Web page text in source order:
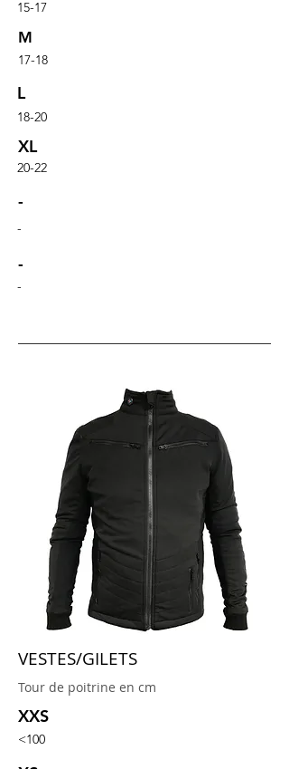
15-17
M
17-18
L
18-20
XL
20-22
-
-
-
-
VESTES/GILETS
Tour de poitrine en cm
XXS
<100